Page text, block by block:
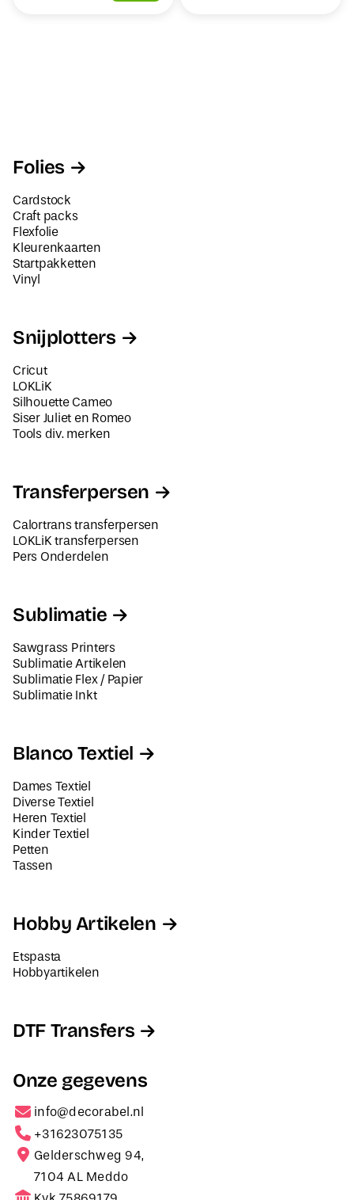
Folies
Cardstock
Craft packs
Flexfolie
Kleurenkaarten
Startpakketten
Vinyl
Snijplotters
Cricut
LOKLiK
Silhouette Cameo
Siser Juliet en Romeo
Tools div. merken
Transferpersen
Calortrans transferpersen
LOKLiK transferpersen
Pers Onderdelen
Sublimatie
Sawgrass Printers
Sublimatie Artikelen
Sublimatie Flex / Papier
Sublimatie Inkt
Blanco Textiel
Dames Textiel
Diverse Textiel
Heren Textiel
Kinder Textiel
Petten
Tassen
Hobby Artikelen
Etspasta
Hobbyartikelen
DTF Transfers
Onze gegevens
info@decorabel.nl
+31623075135
Gelderschweg 94,
7104 AL Meddo